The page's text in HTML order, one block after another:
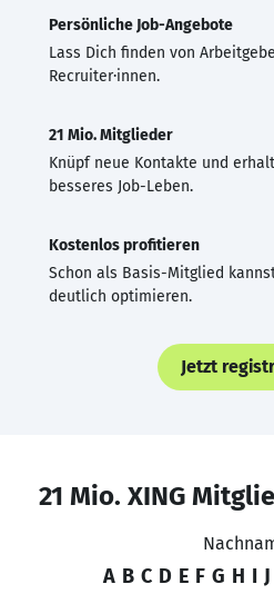
Persönliche Job-Angebote
Lass Dich finden von
Recruiter·innen.
21 Mio. Mitglieder
Knüpf neue Kontakte und
besseres Job-Leben.
Kostenlos profitieren
Schon als Basis-Mitglied
deutlich optimieren.
Jetzt
21 Mio. XING
A B C D E F G H I J